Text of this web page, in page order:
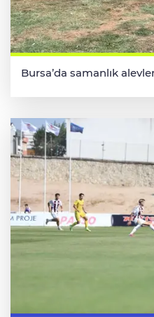
Bursa’da samanlık